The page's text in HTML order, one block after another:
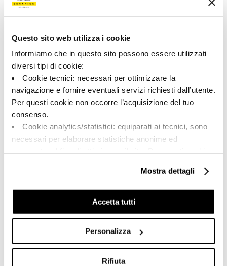
Questo sito web utilizza i cookie
Informiamo che in questo sito possono essere utilizzati
diversi tipi di cookie:
Cookie tecnici: necessari per ottimizzare la
navigazione e fornire eventuali servizi richiesti dall’utente.
Per questi cookie non occorre l’acquisizione del tuo
consenso.
Cookie analytics/statistici: equiparati ai tecnici, sono
necessari per elaborare statistiche anonime ed
Cookie di profilazione/marketing: sono utilizzati, solo
previo tuo consenso, per esaminare le tue abitudini di
navigazione e mostrarti quindi avvisi pubblicitari mirati, in
linea con le tue preferenze.
cookie di profilazione, selezionando uno dei bottoni sotto
riportati. Puoi avere maggiori dettagli visionando
l’Informativa estesa cookie. La chiusura del presente
Mostra dettagli
Accetta tutti
Personalizza
Rifiuta
171917 | STCR 36AG RM
Collection
00731
Argent
Catégorie:
Fond
Format:
naturel
Aspect superficiel:
mat
Stonalisation:
Share: